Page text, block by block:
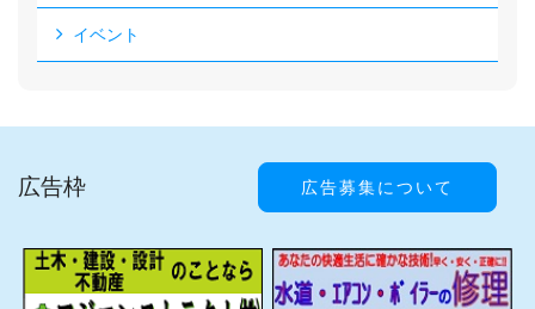
イベント
広告枠 広告募集について